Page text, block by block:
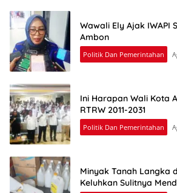
Wawali Ely Ajak IWAPI
Ambon
Politik Dan Pemerintahan
Ini Harapan Wali Kota
RTRW 2011-2031
Politik Dan Pemerintahan
Minyak Tanah Langka
Keluhkan Sulitnya